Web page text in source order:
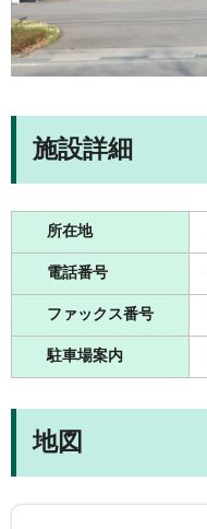
施設詳細
所在地
電話番号
ファックス番号
駐車場案内
地図